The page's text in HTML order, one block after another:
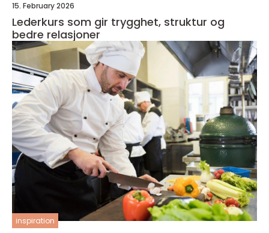
15. February 2026
Lederkurs som gir trygghet, struktur og
bedre relasjoner
inspiration